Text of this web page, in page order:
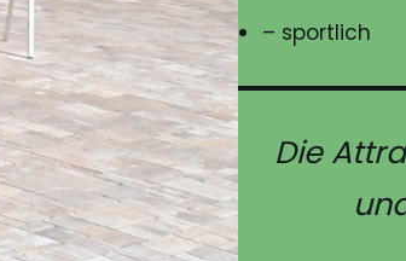
– sportlich
Die